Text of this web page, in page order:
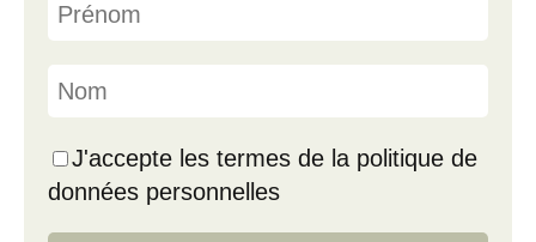
J'accepte les termes de la politique de
données personnelles